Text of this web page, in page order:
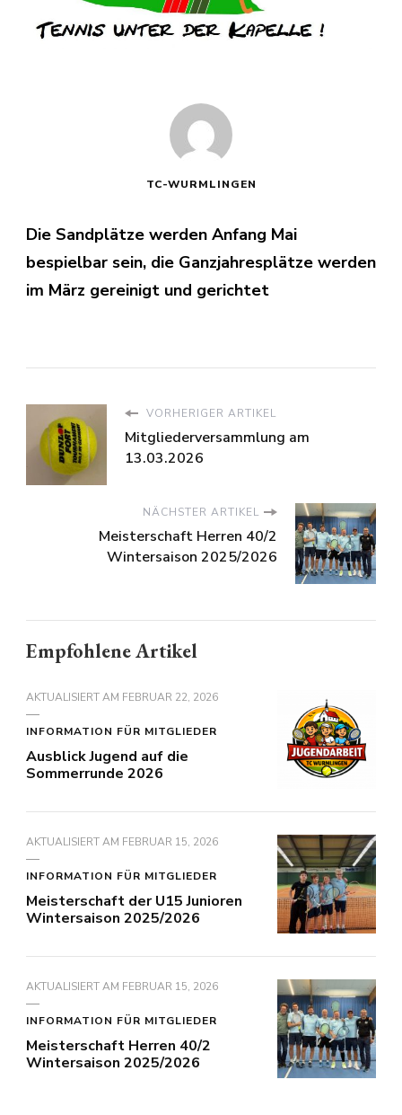
TC-WURMLINGEN
Die Sandplätze werden Anfang Mai
bespielbar sein, die Ganzjahresplätze werden
im März gereinigt und gerichtet
VORHERIGER ARTIKEL
Mitgliederversammlung am
13.03.2026
NÄCHSTER ARTIKEL
Meisterschaft Herren 40/2
Wintersaison 2025/2026
Empfohlene Artikel
AKTUALISIERT AM FEBRUAR 22, 2026
INFORMATION FÜR MITGLIEDER
Ausblick Jugend auf die
Sommerrunde 2026
AKTUALISIERT AM FEBRUAR 15, 2026
INFORMATION FÜR MITGLIEDER
Meisterschaft der U15 Junioren
Wintersaison 2025/2026
AKTUALISIERT AM FEBRUAR 15, 2026
INFORMATION FÜR MITGLIEDER
Meisterschaft Herren 40/2
Wintersaison 2025/2026